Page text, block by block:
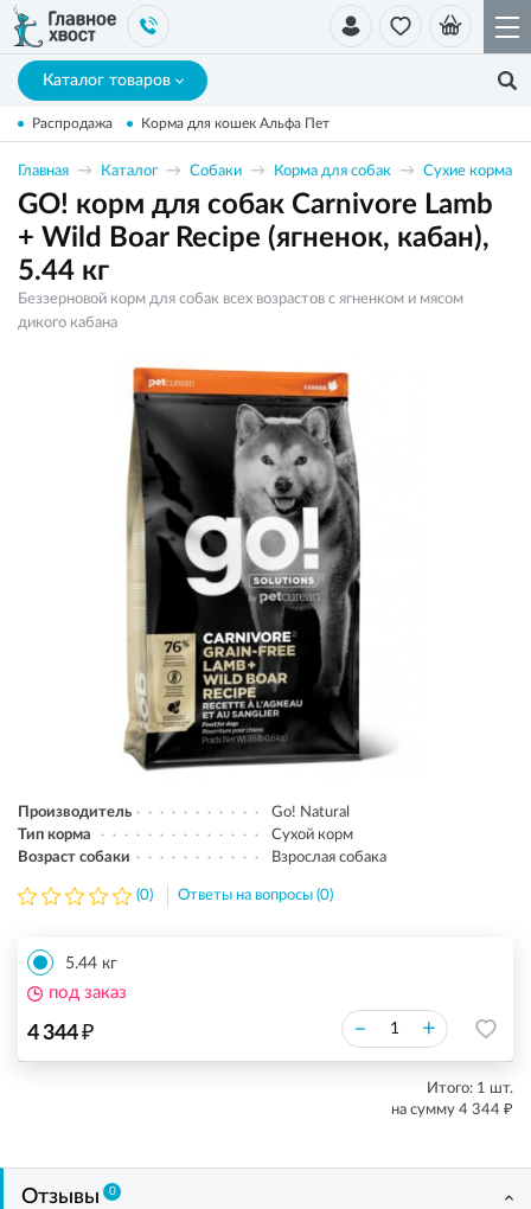
Каталог товаров
Распродажа Корма для кошек Альфа Пет
Главная Каталог Собаки Корма для собак Сухие корма
GO! корм для собак Carnivore Lamb
+ Wild Boar Recipe (ягненок, кабан),
5.44 кг
Беззерновой корм для собак всех возрастов c ягненком и мясом
дикого кабана
Производитель
Go! Natural
Тип корма
Сухой корм
Возраст собаки
Взрослая собака
(0) Ответы на вопросы (0)
5.44 кг
4 344₽ – +
под заказ
Итого: 1 шт.
на сумму 4 344 ₽
Отзывы 0